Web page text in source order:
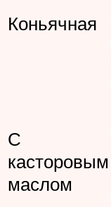
Коньячная
С
касторовым
маслом